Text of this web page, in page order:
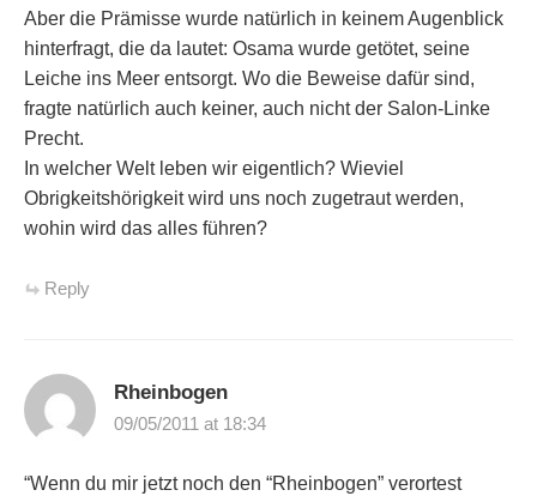
Aber die Prämisse wurde natürlich in keinem Augenblick
hinterfragt, die da lautet: Osama wurde getötet, seine
Leiche ins Meer entsorgt. Wo die Beweise dafür sind,
fragte natürlich auch keiner, auch nicht der Salon-Linke
Precht.
In welcher Welt leben wir eigentlich? Wieviel
Obrigkeitshörigkeit wird uns noch zugetraut werden,
wohin wird das alles führen?
Reply
Rheinbogen
09/05/2011 at 18:34
“Wenn du mir jetzt noch den “Rheinbogen” verortest